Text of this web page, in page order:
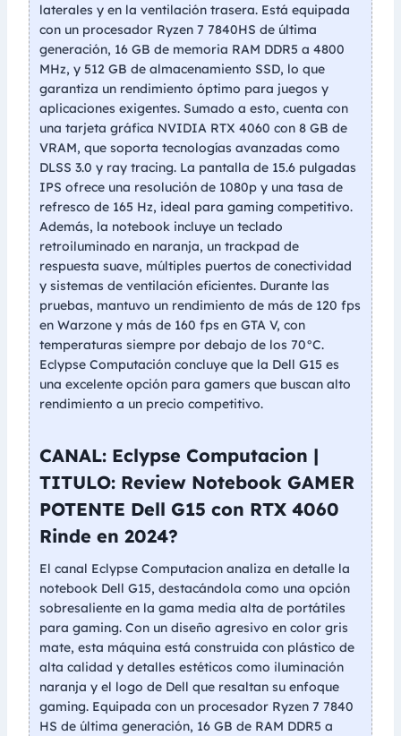
laterales y en la ventilación trasera. Está equipada
con un procesador Ryzen 7 7840HS de última
generación, 16 GB de memoria RAM DDR5 a 4800
MHz, y 512 GB de almacenamiento SSD, lo que
garantiza un rendimiento óptimo para juegos y
aplicaciones exigentes. Sumado a esto, cuenta con
una tarjeta gráfica NVIDIA RTX 4060 con 8 GB de
VRAM, que soporta tecnologías avanzadas como
DLSS 3.0 y ray tracing. La pantalla de 15.6 pulgadas
IPS ofrece una resolución de 1080p y una tasa de
refresco de 165 Hz, ideal para gaming competitivo.
Además, la notebook incluye un teclado
retroiluminado en naranja, un trackpad de
respuesta suave, múltiples puertos de conectividad
y sistemas de ventilación eficientes. Durante las
pruebas, mantuvo un rendimiento de más de 120 fps
en Warzone y más de 160 fps en GTA V, con
temperaturas siempre por debajo de los 70°C.
Eclypse Computación concluye que la Dell G15 es
una excelente opción para gamers que buscan alto
rendimiento a un precio competitivo.
CANAL: Eclypse Computacion |
TITULO: Review Notebook GAMER
POTENTE Dell G15 con RTX 4060
Rinde en 2024?
El canal Eclypse Computacion analiza en detalle la
notebook Dell G15, destacándola como una opción
sobresaliente en la gama media alta de portátiles
para gaming. Con un diseño agresivo en color gris
mate, esta máquina está construida con plástico de
alta calidad y detalles estéticos como iluminación
naranja y el logo de Dell que resaltan su enfoque
gaming. Equipada con un procesador Ryzen 7 7840
HS de última generación, 16 GB de RAM DDR5 a